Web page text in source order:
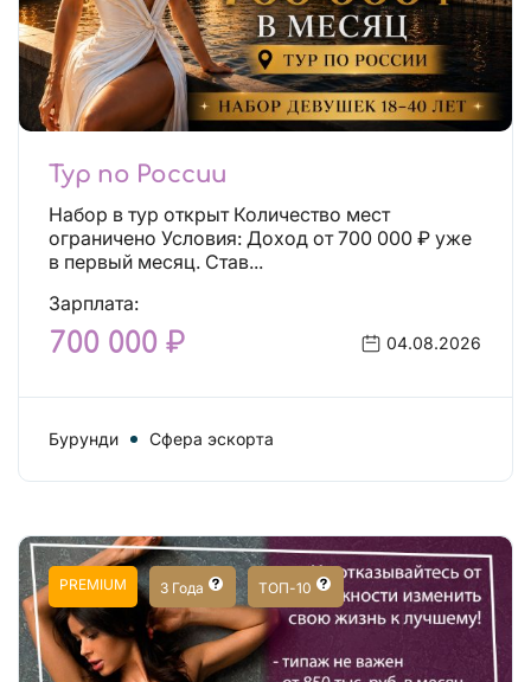
Тур по России
Набор в тур открыт Количество мест
ограничено Условия: Доход от 700 000 ₽ уже
в первый месяц. Став...
Зарплата:
700 000 ₽ 04.08.2026
Бурунди Сфера эскорта
PREMIUM 3 Года ТОП-10